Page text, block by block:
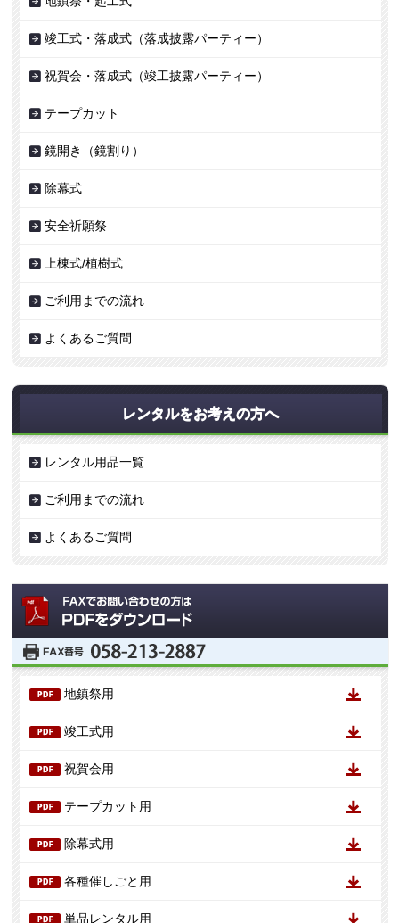
竣工式・落成式（落成披露パーティー）
祝賀会・落成式（竣工披露パーティー）
テープカット
鏡開き（鏡割り）
除幕式
安全祈願祭
上棟式/植樹式
ご利用までの流れ
よくあるご質問
レンタルをお考えの方へ
レンタル用品一覧
ご利用までの流れ
よくあるご質問
地鎮祭用
竣工式用
祝賀会用
テープカット用
除幕式用
各種催しごと用
単品レンタル用